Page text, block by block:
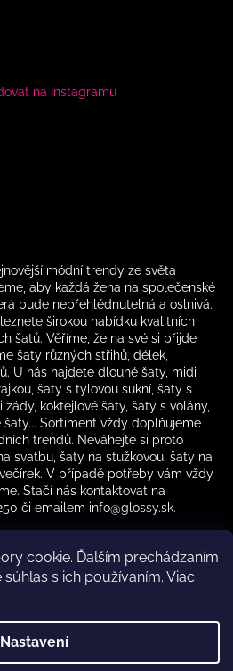
cookie. Ďalším prechádzaním
s ich používaním. Viac
Nastavení
na Instagramu
módní trendy ze světa
aby každá žena na společenské
bude nepřehlédnutelná a oslnivá.
širokou nabídku kvalitních
šatů. Věříme, že na své si přijde
šaty různých střihů, délek,
U nás najdete dlouhé šaty, midi
šaty s tylovou sukní, šaty s
koktejlové šaty, šaty s volány,
Sortiment vždy doplňujeme
trendů. Neváhejte si proto
svatbu, šaty na stužkovou, šaty na
V případě potřeby vám vždy
Stačí nás kontaktovat na
či emailem info@glossy.sk.
otevírací doba CZ